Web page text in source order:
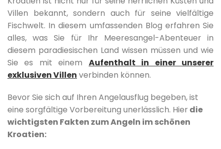
Villen bekannt, sondern auch für seine vielfältige
Fischwelt. In diesem umfassenden Blog erfahren Sie
alles, was Sie für Ihr Meeresangel-Abenteuer in
diesem paradiesischen Land wissen müssen und wie
Sie es mit einem Aufenthalt in einer unserer
exklusiven Villen verbinden können.
Bevor Sie sich auf Ihren Angelausflug begeben, ist
eine sorgfältige Vorbereitung unerlässlich. Hier die
wichtigsten Fakten zum Angeln im schönen
Kroatien: